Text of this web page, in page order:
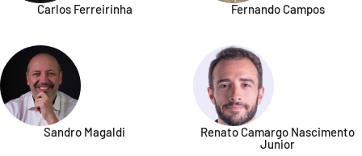
Carlos Ferreirinha Fernando Campos
Sandro Magaldi
Renato Camargo Nascimento
Junior